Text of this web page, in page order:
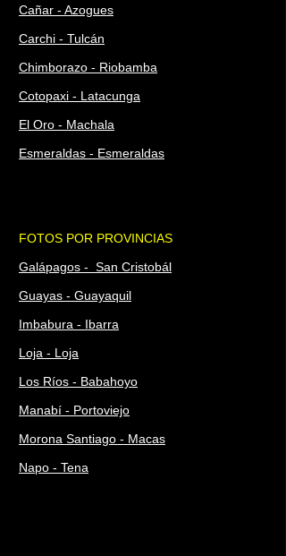
FOTOS POR PROVINCIAS
Galápagos - San Cristobál
Guayas - Guayaquil
Imbabura - Ibarra
Loja - Loja
Los Ríos - Babahoyo
Manabí - Portoviejo
Morona Santiago - Macas
Napo - Tena
Cañar - Azogues
Carchi - Tulcán
Chimborazo - Riobamba
Cotopaxi - Latacunga
El Oro - Machala
Esmeraldas - Esmeraldas